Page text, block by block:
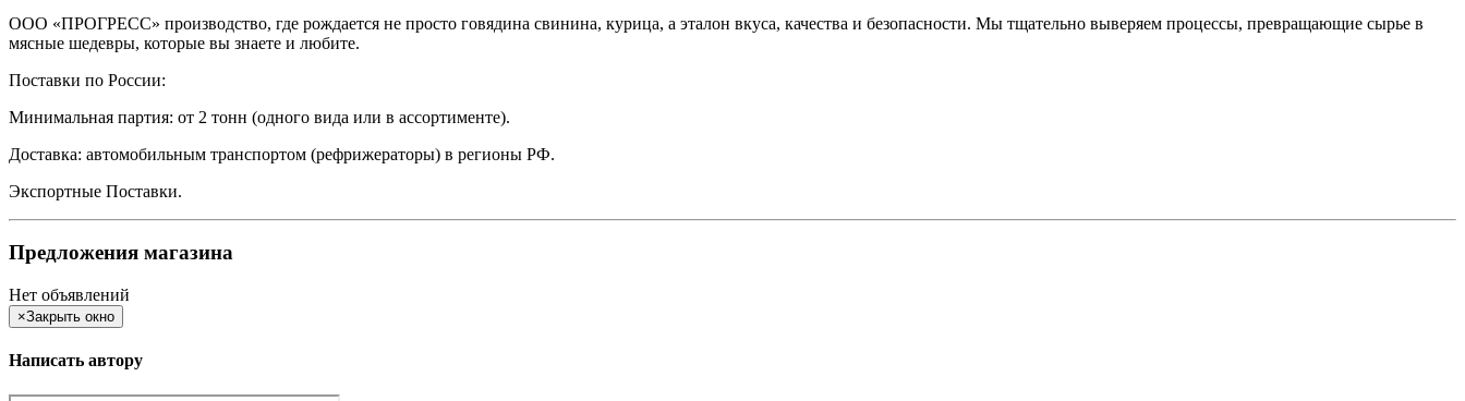
ООО «ПРОГРЕСС» производство, где рождается не просто говядина свинина, курица, а эталон вкуса, качества и безопасности. Мы тщательно выверяем процессы, превращающие сырье в
мясные шедевры, которые вы знаете и любите.
Поставки по России:
Минимальная партия: от 2 тонн (одного вида или в ассортименте).
Доставка: автомобильным транспортом (рефрижераторы) в регионы РФ.
Экспортные Поставки.
Предложения магазина
Нет объявлений
×Закрыть окно
Написать автору